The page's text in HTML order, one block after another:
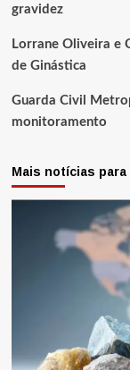
gravidez
Lorrane Oliveira e
de Ginástica
Guarda Civil
monitoramento
Mais notícias para